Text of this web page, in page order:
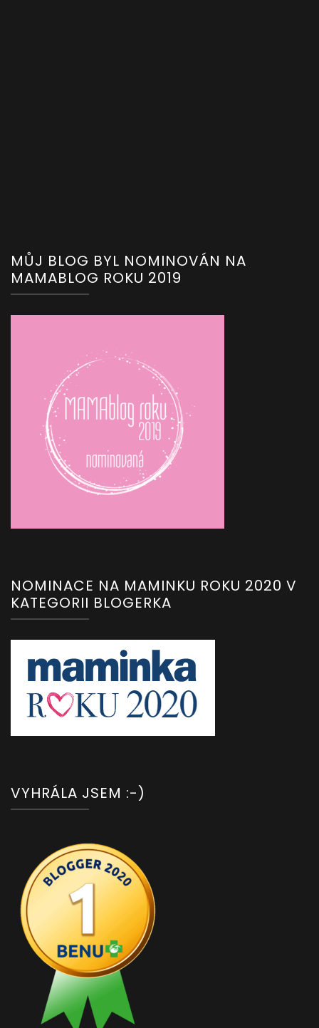
MŮJ BLOG BYL NOMINOVÁN NA
MAMABLOG ROKU 2019
NOMINACE NA MAMINKU ROKU 2020 V
KATEGORII BLOGERKA
VYHRÁLA JSEM :-)